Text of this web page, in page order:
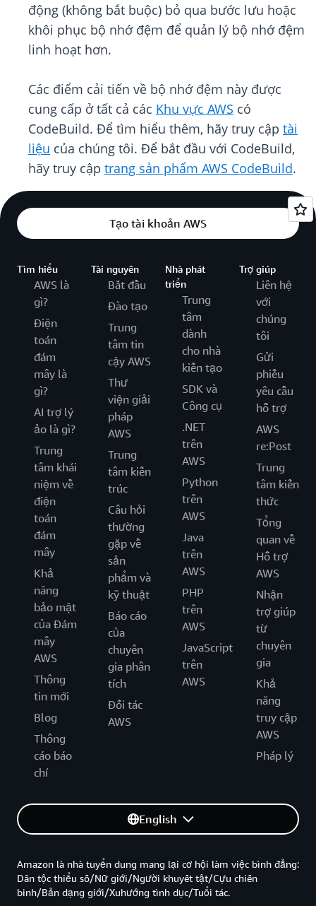
động (không bắt buộc) bỏ qua bước lưu hoặc
khôi phục bộ nhớ đệm để quản lý bộ nhớ đệm
linh hoạt hơn.
Các điểm cải tiến về bộ nhớ đệm này được
cung cấp ở tất cả các Khu vực AWS có
CodeBuild. Để tìm hiểu thêm, hãy truy cập tài
liệu của chúng tôi. Để bắt đầu với CodeBuild,
hãy truy cập trang sản phẩm AWS CodeBuild.
Tạo tài khoản AWS
Tìm hiểu
AWS là
gì?
Điện
toán
đám
mây là
gì?
AI trợ lý
ảo là gì?
Trung
tâm khái
niệm về
điện
toán
đám
mây
Khả
năng
bảo mật
của Đám
mây
AWS
Thông
tin mới
Blog
Thông
cáo báo
chí
Tài nguyên
Bắt đầu
Đào tạo
Trung
tâm tin
cậy AWS
Thư
viện giải
pháp
AWS
Trung
tâm kiến
trúc
Câu hỏi
thường
gặp về
sản
phẩm và
kỹ thuật
Báo cáo
của
chuyên
gia phân
tích
Đối tác
AWS
Nhà phát
triển
Trung
tâm
dành
cho nhà
kiến tạo
SDK và
Công cụ
.NET
trên
AWS
Python
trên
AWS
Java
trên
AWS
PHP
trên
AWS
JavaScript
trên
AWS
Trợ giúp
Liên hệ
với
chúng
tôi
Gửi
phiếu
yêu cầu
hỗ trợ
AWS
re:Post
Trung
tâm kiến
thức
Tổng
quan về
Hỗ trợ
AWS
Nhận
trợ giúp
từ
chuyên
gia
Khả
năng
truy cập
AWS
Pháp lý
English
Amazon là nhà tuyển dung mang lại cơ hội làm việc bình đẳng:
Dân tộc thiểu số/Nữ giới/Người khuyết tật/Cựu chiến
binh/Bản dạng giới/Xuhướng tình dục/Tuổi tác.